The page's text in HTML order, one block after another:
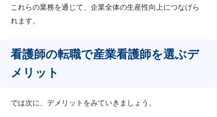
これらの業務を通じて、企業全体の生産性向上につなげら
れます。
看護師の転職で産業看護師を選ぶデ
メリット
では次に、デメリットをみていきましょう。